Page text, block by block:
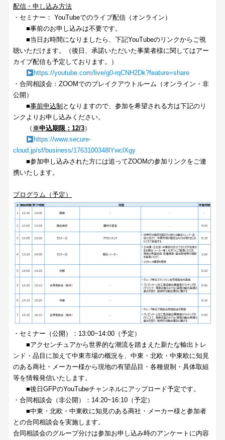
配信・申し込み方法
・セミナー： YouTubeでのライブ配信（オンライン）
■事前のお申し込みは不要です。
■当日お時間になりましたら、下記YouTubeのリンクからご視
聴いただけます。（後日、承諾いただいた事業者様に関してはアー
カイブ配信も予定しております。）
https://youtube.com/live/g0-rqCNH2Dk?feature=share
・合同相談会：ZOOMでのブレイクアウトルーム（オンライン・非
公開）
■事前申込制 となりますので、参加を希望される方は下記のリ
ンクよりお申し込みください。
（ ※申込期限：12/3）
https://www.secure-
cloud.jp/sf/business/1763100348lYwclXgy
■参加申し込みされた方には追ってZOOMの参加リンクをご連
携いたします。
プログラム（予定）
・セミナー（公開）：13:00~14:00（予定）
■アクセンチュアから世界的な潮流を踏まえた新たな輸出トレ
ンド・品目に加えて中東市場の概況を、中東・北欧・中東欧に知見
のある商社・メーカー様から現地の有望品目・各種規制・具体取組
等を情報発信いたします。
■後日GFPのYouTubeチャンネルにアップロード予定です。
・合同相談会（非公開）：14:20~16:10（予定）
■中東・北欧・中東欧に知見のある商社・メーカー様と参加者
との合同相談会を実施します。
合同相談会のグループ分けは参加お申し込み時のアンケートに内容